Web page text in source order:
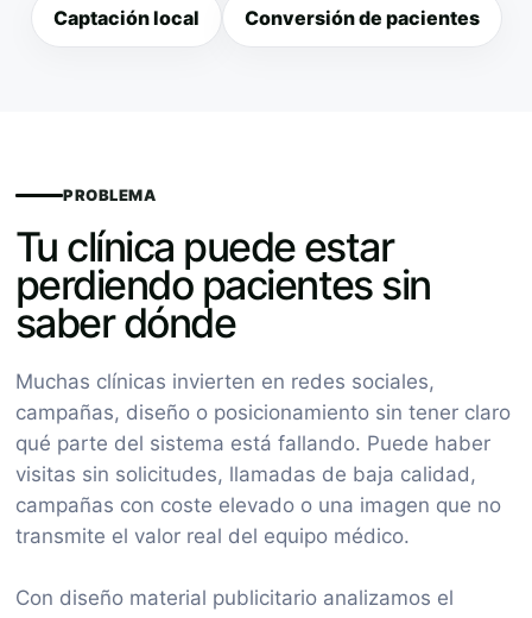
Captación local Conversión de pacientes
PROBLEMA
Tu clínica puede estar
perdiendo pacientes sin
saber dónde
Muchas clínicas invierten en redes sociales,
campañas, diseño o posicionamiento sin tener claro
qué parte del sistema está fallando. Puede haber
visitas sin solicitudes, llamadas de baja calidad,
campañas con coste elevado o una imagen que no
transmite el valor real del equipo médico.
Con diseño material publicitario analizamos el